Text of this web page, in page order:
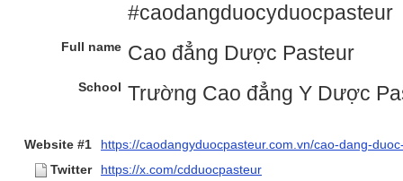
#caodangduocyduocpasteur
Full name Cao đẳng Dược Pasteur
School Trường Cao đẳng Y Dược
Website #1
https://caodangyduocpasteur.com.vn/cao-dang-
Twitter
https://x.com/cdduocpasteur